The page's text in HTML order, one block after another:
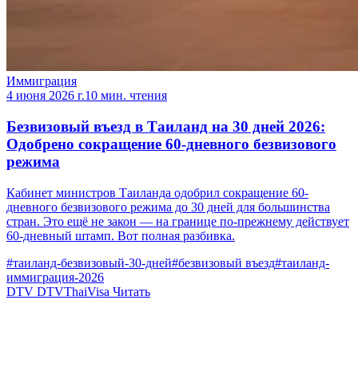
Иммиграция
4 июня 2026 г.10 мин. чтения
Безвизовый въезд в Таиланд на 30 дней 2026:
Одобрено сокращение 60-дневного безвизового
режима
Кабинет министров Таиланда одобрил сокращение 60-
дневного безвизового режима до 30 дней для большинства
стран. Это ещё не закон — на границе по-прежнему действует
60-дневный штамп. Вот полная разбивка.
#таиланд-безвизовый-30-дней#безвизовый въезд#таиланд-
иммиграция-2026
DTV DTVThaiVisa Читать